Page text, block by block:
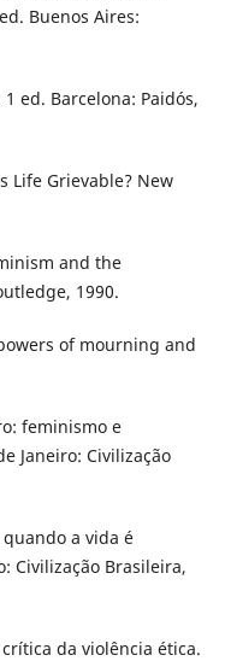
Buenos Aires:
ed. Barcelona: Paidós,
Life Grievable? New
and the
1990.
of mourning and
feminismo e
Janeiro: Civilização
quando a vida é
Civilização Brasileira,
crítica da violência ética.